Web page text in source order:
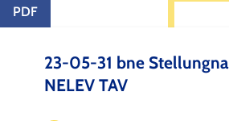
PDF
23-05-31 bne
NELEV TAV